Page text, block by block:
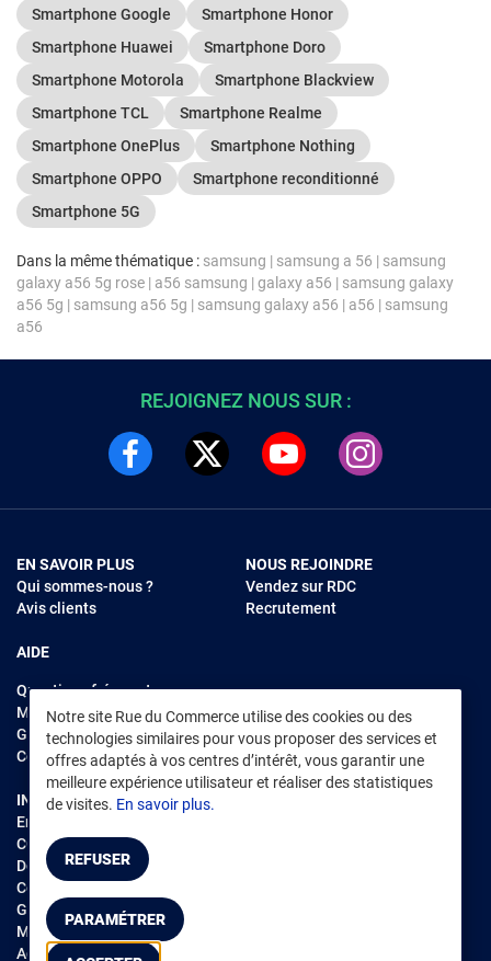
Smartphone Google
Smartphone Honor
Smartphone Huawei
Smartphone Doro
Smartphone Motorola
Smartphone Blackview
Smartphone TCL
Smartphone Realme
Smartphone OnePlus
Smartphone Nothing
Smartphone OPPO
Smartphone reconditionné
Smartphone 5G
Dans la même thématique : samsung | samsung a 56 | samsung
galaxy a56 5g rose | a56 samsung | galaxy a56 | samsung galaxy
a56 5g | samsung a56 5g | samsung galaxy a56 | a56 | samsung
a56
Notre site Rue du Commerce utilise des cookies ou des
technologies similaires pour vous proposer des services et
offres adaptés à vos centres d’intérêt, vous garantir une
meilleure expérience utilisateur et réaliser des statistiques
de visites. En savoir plus.
REFUSER
PARAMÉTRER
REJOIGNEZ NOUS SUR :
EN SAVOIR PLUS
Qui sommes-nous ?
Avis clients
AIDE
Questions fréquentes
Modes de règlements
Garantie et retours
Contacter Rue du Commerce
NOUS REJOINDRE
Vendez sur RDC
Recrutement
INFORMATIONS LÉGALES
Environnement
CGV /CGU Marketplace
Données personnelles
Cookies
Gérer mes cookies
Mentions légales
Accessibilité : non conforme